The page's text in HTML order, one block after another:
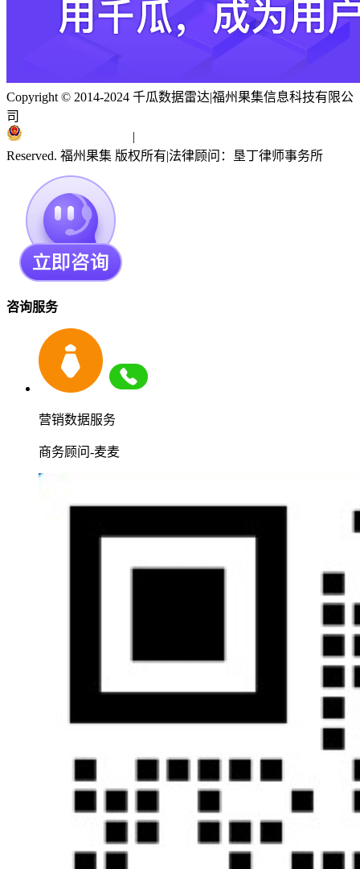
Copyright © 2014-2024 千瓜数据雷达|福州果集信息科技有限公
司
|
Reserved. 福州果集 版权所有|法律顾问：垦丁律师事务所
咨询服务
营销数据服务
商务顾问-麦麦